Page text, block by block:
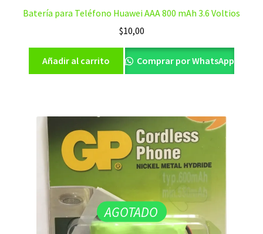
Batería para Teléfono Huawei AAA 800 mAh 3.6 Voltios
$10,00
Añadir al carrito Comprar por WhatsApp
AGOTADO